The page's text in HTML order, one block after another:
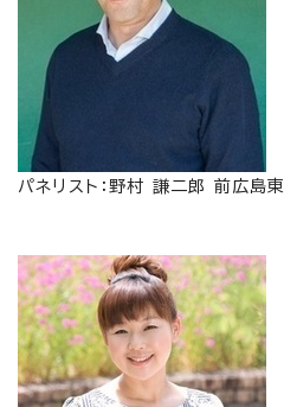
パネリスト：野村 謙二郎 前広島